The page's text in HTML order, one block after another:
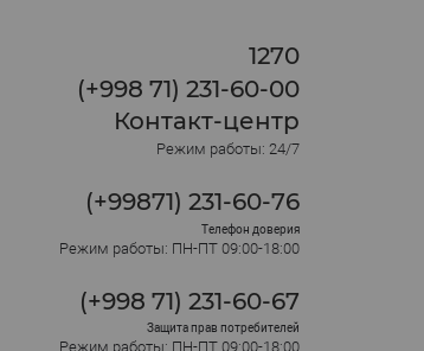
1270
(+998 71) 231-60-00
Контакт-центр
Режим работы: 24/7
(+99871) 231-60-76
Телефон доверия
Режим работы: ПН-ПТ 09:00-18:00
(+998 71) 231-60-67
Защита прав потребителей
Режим работы: ПН-ПТ 09:00-18:00